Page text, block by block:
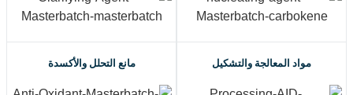
مواد المعالجة والتشكيل مانع التحلل والأكسدة